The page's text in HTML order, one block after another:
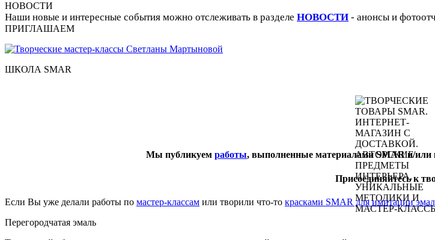
НОВОСТИ
Наши новые и интересные события можно отслеживать в разделе НОВОСТИ - анонсы и
ПРИГЛАШАЕМ
ШКОЛА SMAR
Мы публикуем работы, выполненные материалами SMAR и/
Присоединяйтесь к
Если Вы уже делали работы по мастер-классам или творили что-то красками SMAR для имитации
Перегородчатая эмаль